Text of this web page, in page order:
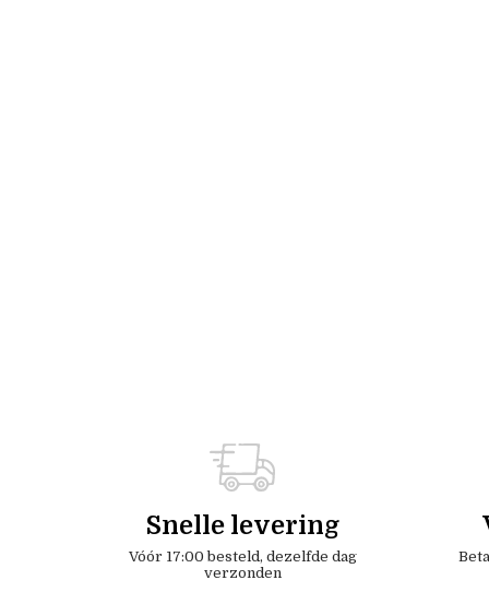
Snelle levering
Vóór 17:00 besteld, dezelfde dag
verzonden